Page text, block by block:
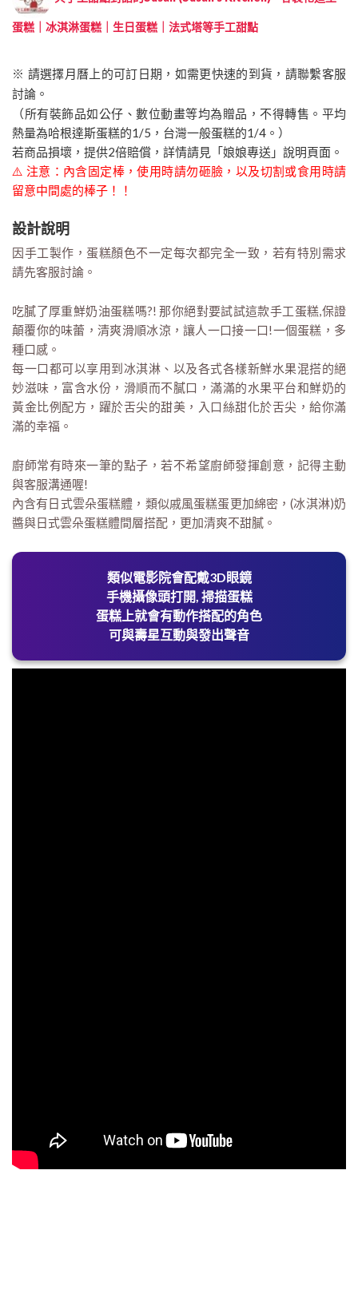
蛋糕｜冰淇淋蛋糕｜生日蛋糕｜法式塔等手工甜點
※ 請選擇月曆上的可訂日期，如需更快速的到貨，請聯繫客服
討論。
（所有裝飾品如公仔、數位動畫等均為贈品，不得轉售。平均
熱量為哈根達斯蛋糕的1/5，台灣一般蛋糕的1/4。）
若商品損壞，提供2倍賠償，詳情請見「娘娘專送」說明頁面。
⚠️ 注意：內含固定棒，使用時請勿砸臉，以及切割或食用時請
留意中間處的棒子！！
設計說明
因手工製作，蛋糕顏色不一定每次都完全一致，若有特別需求
請先客服討論。
吃膩了厚重鮮奶油蛋糕嗎?! 那你絕對要試試這款手工蛋糕,保證
顛覆你的味蕾，清爽滑順冰涼，讓人一口接一口!一個蛋糕，多
種口感。
每一口都可以享用到冰淇淋、以及各式各樣新鮮水果混搭的絕
妙滋味，富含水份，滑順而不膩口，滿滿的水果平台和鮮奶的
黃金比例配方，躍於舌尖的甜美，入口絲甜化於舌尖，給你滿
滿的幸福。
廚師常有時來一筆的點子，若不希望廚師發揮創意，記得主動
與客服溝通喔!
內含有日式雲朵蛋糕體，類似戚風蛋糕蛋更加綿密，(冰淇淋)奶
醬與日式雲朵蛋糕體間層搭配，更加清爽不甜膩。
類似電影院會配戴3D眼鏡
手機攝像頭打開, 掃描蛋糕
蛋糕上就會有動作搭配的角色
可與壽星互動與發出聲音